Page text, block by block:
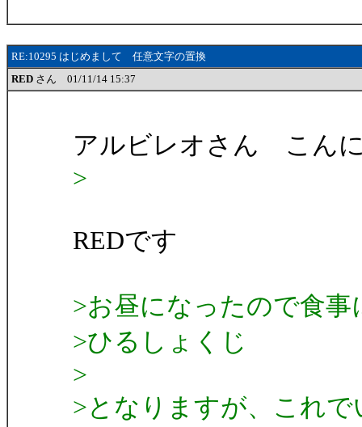
RE:10295 はじめまして 任意文字の置換
RED さん 01/11/14 15:37
アルビレオさん こん
>
REDです
>お昼になったので食
>ひるしょくじ
>
>となりますが、これ